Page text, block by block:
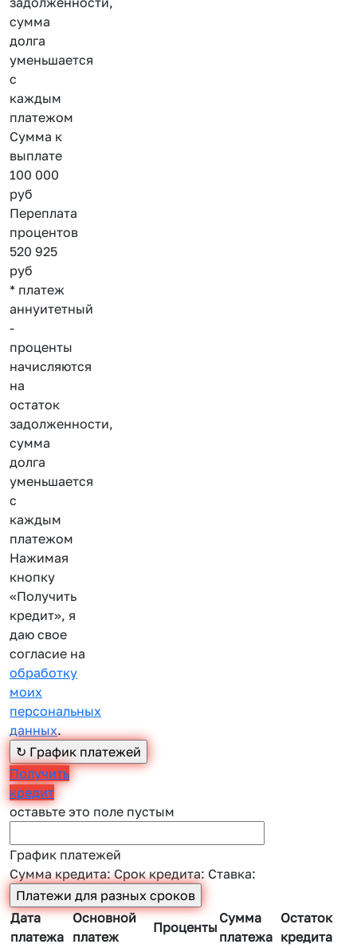
сумма
долга
уменьшается
с
каждым
платежом
Сумма к
выплате
100 000
руб
Переплата
процентов
520 925
руб
* платеж
аннуитетный
-
проценты
начисляются
на
остаток
задолженности,
сумма
долга
уменьшается
с
каждым
платежом
Нажимая
кнопку
«Получить
кредит», я
даю свое
согласие на
обработку
моих
персональных
данных.
Получить
кредит
оставьте это поле пустым
График платежей
Сумма кредита:Срок кредита: Ставка:
Дата
платежа
Основной
платеж
Проценты
Сумма
платежа
Остаток
кредита